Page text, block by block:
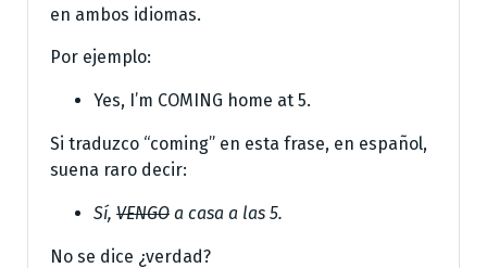
en ambos idiomas.
Por ejemplo:
Yes, I’m COMING home at 5.
Si traduzco “coming” en esta frase, en español,
suena raro decir:
Sí, VENGO a casa a las 5.
No se dice ¿verdad?